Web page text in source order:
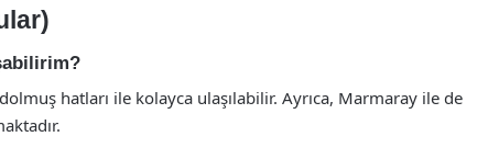
hatları ile kolayca ulaşılabilir. Ayrıca, Marmaray ile de